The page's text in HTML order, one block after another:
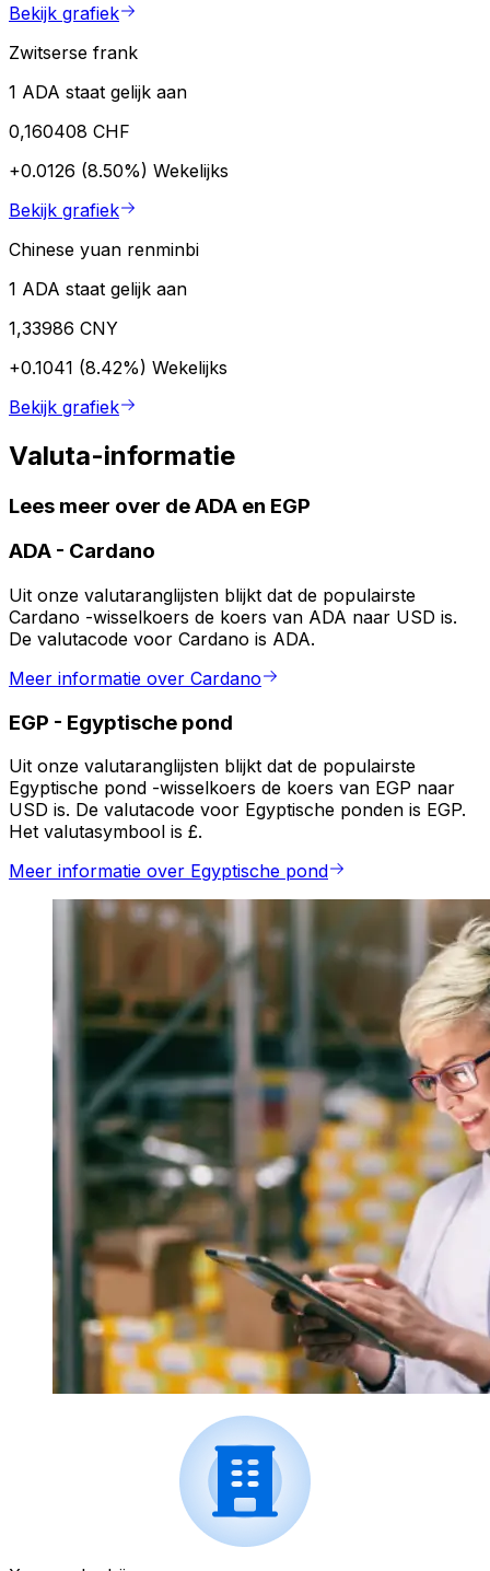
Bekijk grafiek
Zwitserse frank
1 ADA staat gelijk aan
0,160408 CHF
+0.0126 (8.50%) Wekelijks
Bekijk grafiek
Chinese yuan renminbi
1 ADA staat gelijk aan
1,33986 CNY
+0.1041 (8.42%) Wekelijks
Bekijk grafiek
Valuta-informatie
Lees meer over de ADA en EGP
ADA - Cardano
Uit onze valutaranglijsten blijkt dat de populairste
Cardano -wisselkoers de koers van ADA naar USD is.
De valutacode voor Cardano is ADA.
Meer informatie over Cardano
EGP - Egyptische pond
Uit onze valutaranglijsten blijkt dat de populairste
Egyptische pond -wisselkoers de koers van EGP naar
USD is. De valutacode voor Egyptische ponden is EGP.
Het valutasymbool is £.
Meer informatie over Egyptische pond